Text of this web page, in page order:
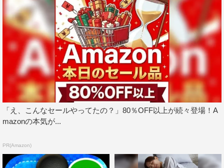
ればなりません。そこで白羽の矢を立てたのが「回転寿
司」というテーマでした。ツムたちがお寿司に扮している
の、かわいいでしょ！（笑）ちなみに、たぶん海苔以外は
本物の食材を使っていないイメージです。玉子はスポンジ
ですし、まぐろはクッション。イクラはプラスティックで
す。食べ物で遊んでいるという印象を与えたくなかったか
らこそのこだわりです。こだわりと言えば、エビの殻のダ
ンスは獅子舞ですし、ミッキーツムが叩くのは和太鼓で
す。スティッチツムやティガーツムがエビの上ではしゃぐ
「和」を取り入れてます。
奇抜な絵とスピーディーな暴走に気を取られ、隠れミッキ
「え、こんなセールやってたの？」80％OFF以上が続々登場！A
mazonの本気が...
PR(Amazon)